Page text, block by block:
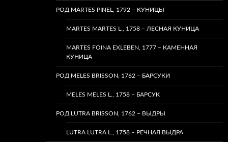
РОД MARTES PINEL, 1792 – КУНИЦЫ
MARTES MARTES L., 1758 – ЛЕСНАЯ КУНИЦА
MARTES FOINA EXLEBEN, 1777 – КАМЕННАЯ
КУНИЦА
РОД MELES BRISSON, 1762 – БАРСУКИ
MELES MELES L., 1758 – БАРСУК
РОД LUTRA BRISSON, 1762 – ВЫДРЫ
LUTRA LUTRA L., 1758 – РЕЧНАЯ ВЫДРА